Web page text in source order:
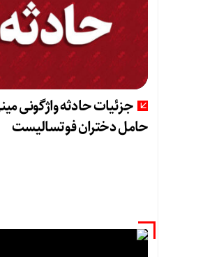
جزئیات حادثه واژگونی
حامل دختران فوتسالیست